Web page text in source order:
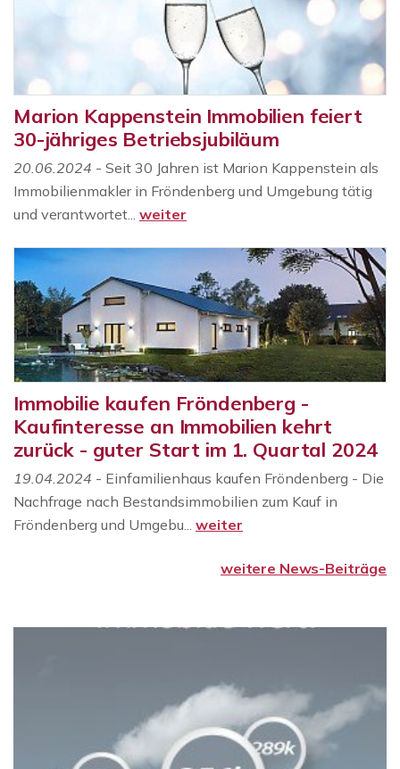
Marion Kappenstein Immobilien feiert
30-jähriges Betriebsjubiläum
20.06.2024 - Seit 30 Jahren ist Marion Kappenstein als
Immobilienmakler in Fröndenberg und Umgebung tätig
und verantwortet... weiter
Immobilie kaufen Fröndenberg -
Kaufinteresse an Immobilien kehrt
zurück - guter Start im 1. Quartal 2024
19.04.2024 - Einfamilienhaus kaufen Fröndenberg - Die
Nachfrage nach Bestandsimmobilien zum Kauf in
Fröndenberg und Umgebu... weiter
weitere News-Beiträge